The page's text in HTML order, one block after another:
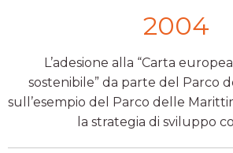
2004
L’adesione alla “Carta
sostenibile” da parte del Parco
sull’esempio del Parco delle
la strategia di sviluppo